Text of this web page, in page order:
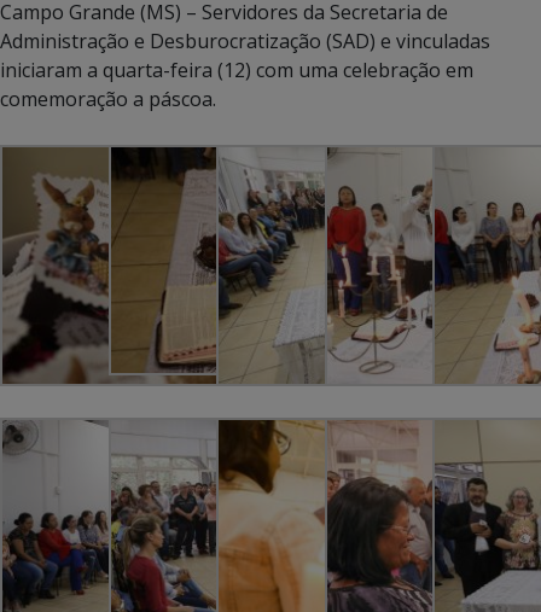
Campo Grande (MS) – Servidores da Secretaria de
Administração e Desburocratização (SAD) e vinculadas
iniciaram a quarta-feira (12) com uma celebração em
comemoração a páscoa.